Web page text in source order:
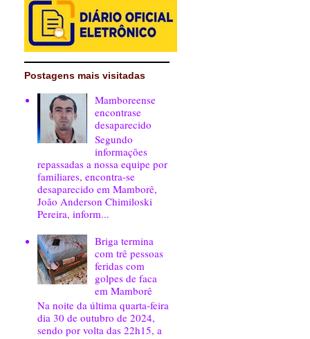
Postagens mais visitadas
Mamboreense
encontrase
desaparecido
Segundo
informações
repassadas a nossa equipe por
familiares, encontra-se
desaparecido em Mamborê,
João Anderson Chimiloski
Pereira, inform...
Briga termina
com trê pessoas
feridas com
golpes de faca
em Mamborê
Na noite da última quarta-feira
dia 30 de outubro de 2024,
sendo por volta das 22h15, a